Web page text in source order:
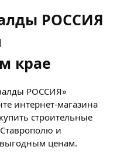
РОССИЯ
крае
РОССИЯ»
интернет-магазина
строительные
и
ценам.